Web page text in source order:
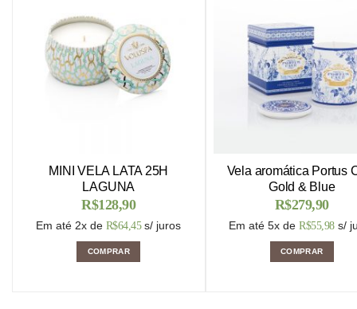
MINI VELA LATA 25H
LAGUNA
R$128,90
Em até 2x de R$64,45 s/ juros
COMPRAR
Vela aromática Portus
Gold & Blue
R$279,90
Em até 5x de R$55,98 s/
COMPRAR